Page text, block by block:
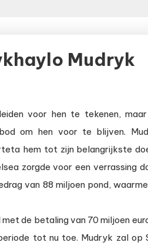
Mudryk
voor hen te tekenen, maar
om hen voor te blijven.
hem tot zijn belangrijkste
zorgde voor een verrassing
van 88 miljoen pond,
de betaling van 70 miljoen
tot nu toe. Mudryk zal op